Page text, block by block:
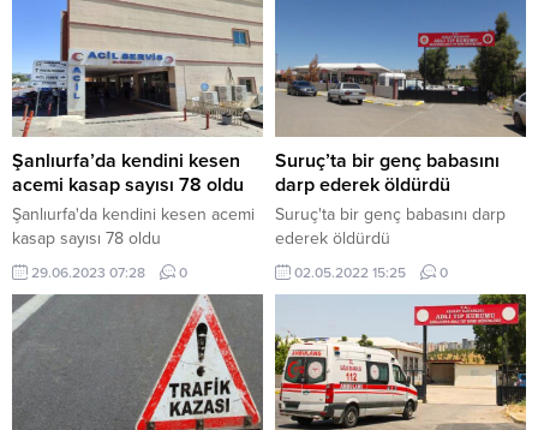
Şanlıurfa’da kendini kesen
acemi kasap sayısı 78 oldu
Şanlıurfa'da kendini kesen acemi
kasap sayısı 78 oldu
29.06.2023 07:28 0
Suruç’ta bir genç babasını
darp ederek öldürdü
Suruç'ta bir genç babasını darp
ederek öldürdü
02.05.2022 15:25 0